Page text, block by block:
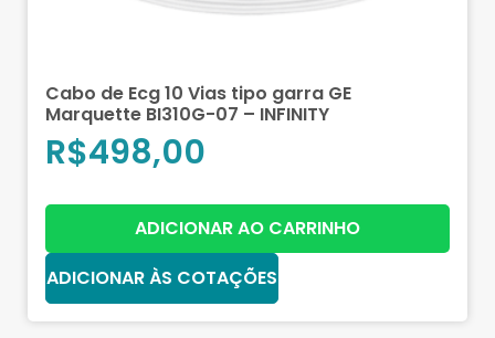
Cabo de Ecg 10 Vias tipo garra GE
Marquette BI310G-07 – INFINITY
R$498,00
ADICIONAR AO CARRINHO
ADICIONAR ÀS COTAÇÕES